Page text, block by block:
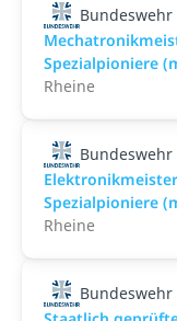
Bundeswehr
Spezialpioniere
Rheine
Bundeswehr
Spezialpioniere
Rheine
Bundeswehr